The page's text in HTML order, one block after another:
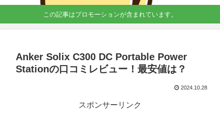
この記事はプロモーションが含まれています。
Anker Solix C300 DC Portable Power
Stationの口コミレビュー！最安値は？
2024.10.28
スポンサーリンク